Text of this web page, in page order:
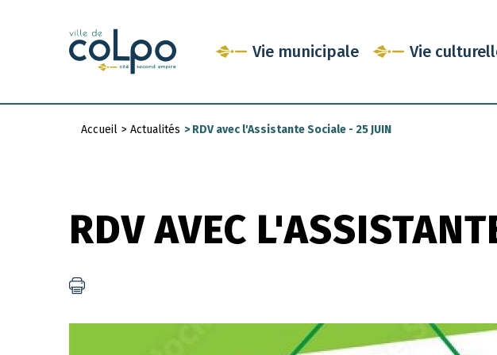
Vie municipale Vie
Accueil > Actualités > RDV avec l'Assistante Sociale - 25 JUIN
RDV AVEC